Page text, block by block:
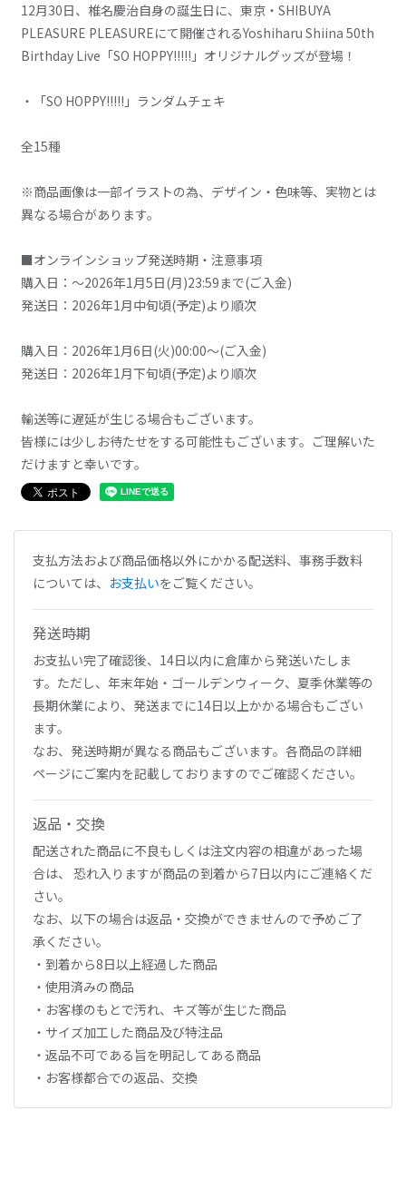
12月30日、椎名慶治自身の誕生日に、東京・SHIBUYA
PLEASURE PLEASUREにて開催されるYoshiharu Shiina 50th
Birthday Live「SO HOPPY!!!!!」オリジナルグッズが登場！
・「SO HOPPY!!!!!」ランダムチェキ
全15種
※商品画像は一部イラストの為、デザイン・色味等、実物とは
異なる場合があります。
■オンラインショップ発送時期・注意事項
購入日：～2026年1月5日(月)23:59まで(ご入金)
発送日：2026年1月中旬頃(予定)より順次
購入日：2026年1月6日(火)00:00～(ご入金)
発送日：2026年1月下旬頃(予定)より順次
輸送等に遅延が生じる場合もございます。
皆様には少しお待たせをする可能性もございます。ご理解いた
だけますと幸いです。
支払方法および商品価格以外にかかる配送料、事務手数料
については、 お支払いをご覧ください。
発送時期
お支払い完了確認後、14日以内に倉庫から発送いたしま
す。ただし、年末年始・ゴールデンウィーク、夏季休業等の
長期休業により、発送までに14日以上かかる場合もござい
ます。
なお、発送時期が異なる商品もございます。各商品の詳細
ページにご案内を記載しておりますのでご確認ください。
返品・交換
配送された商品に不良もしくは注文内容の相違があった場
合は、 恐れ入りますが商品の到着から7日以内にご連絡くだ
さい。
なお、以下の場合は返品・交換ができませんので予めご了
承ください。
・到着から8日以上経過した商品
・使用済みの商品
・お客様のもとで汚れ、キズ等が生じた商品
・サイズ加工した商品及び特注品
・返品不可である旨を明記してある商品
・お客様都合での返品、交換